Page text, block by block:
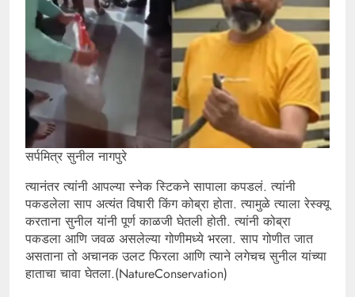
सर्पमित्र सुनील नागपुरे
त्यानंतर त्यांनी आपल्या स्नेक स्टिकने सापाला कपडलं. त्यांनी
पकडलेला साप अत्यंत विषारी किंग कोब्रा होता. त्यामुळे त्याला रेस्क्यू
करताना सुनील यांनी पूर्ण काळजी घेतली होती. त्यांनी कोब्रा
पकडला आणि जवळ असलेल्या गोणीमध्ये भरला. साप गोणीत जात
असताना तो अचानक उलट फिरला आणि त्याने लगेचच सुनील यांच्या
हाताचा चावा घेतला.(NatureConservation)